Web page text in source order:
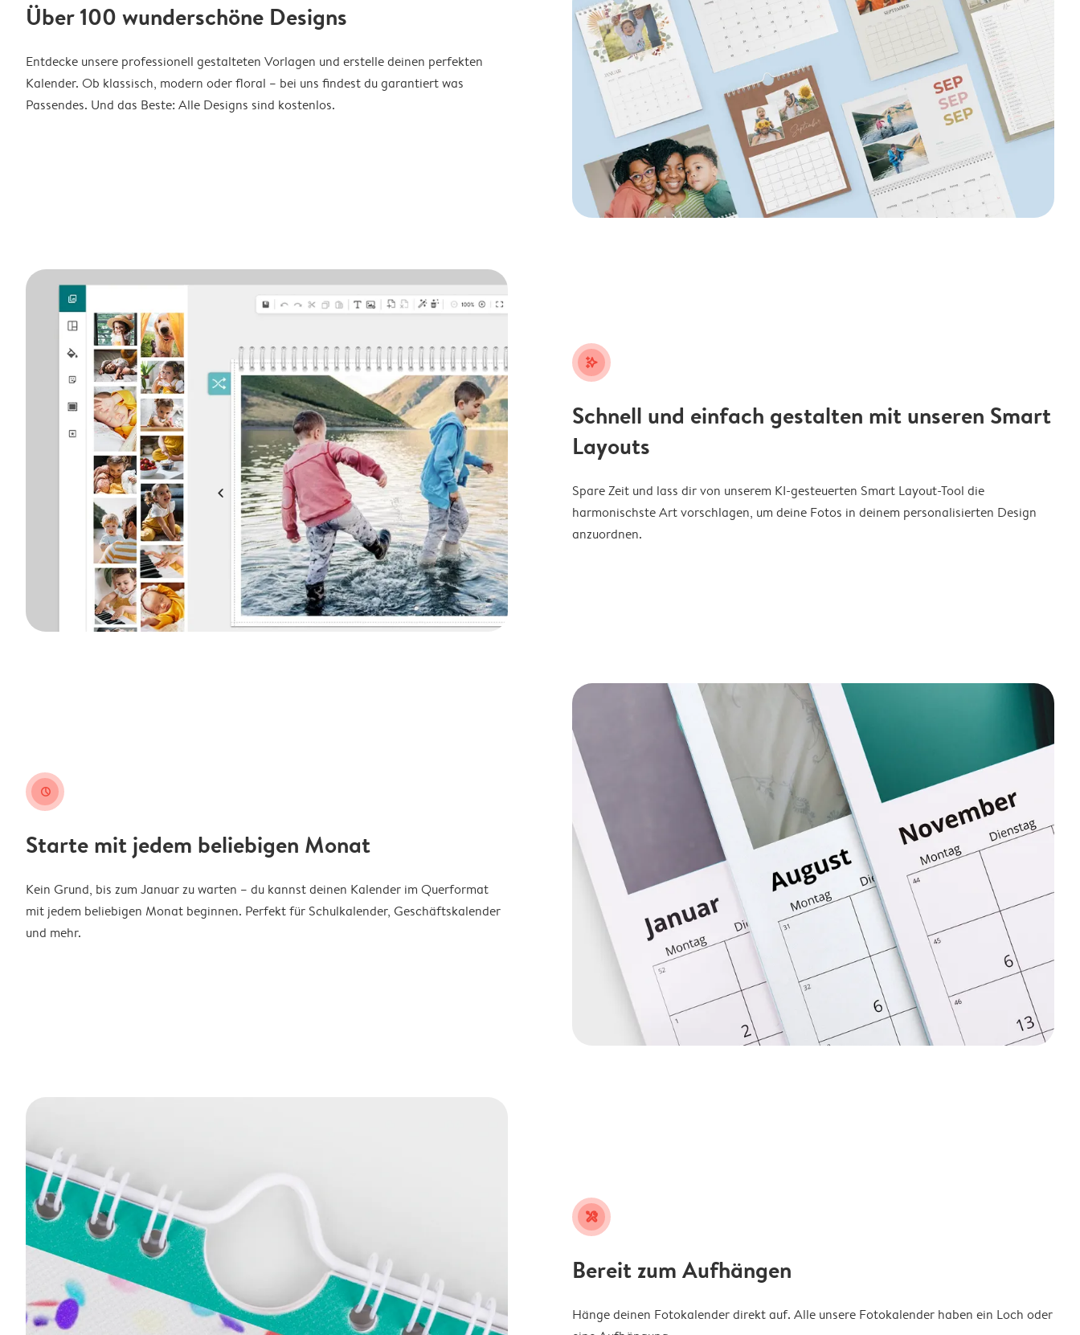
Über 100 wunderschöne Designs
Entdecke unsere professionell gestalteten Vorlagen und erstelle deinen perfekten
Kalender. Ob klassisch, modern oder floral – bei uns findest du garantiert was
Passendes. Und das Beste: Alle Designs sind kostenlos.
stars_plus
Schnell und einfach gestalten mit unseren Smart
Layouts
Spare Zeit und lass dir von unserem KI-gesteuerten Smart Layout-Tool die
harmonischste Art vorschlagen, um deine Fotos in deinem personalisierten Design
anzuordnen.
clock
Starte mit jedem beliebigen Monat
Kein Grund, bis zum Januar zu warten – du kannst deinen Kalender im Querformat
mit jedem beliebigen Monat beginnen. Perfekt für Schulkalender, Geschäftskalender
und mehr.
tools
Bereit zum Aufhängen
Hänge deinen Fotokalender direkt auf. Alle unsere Fotokalender haben ein Loch oder